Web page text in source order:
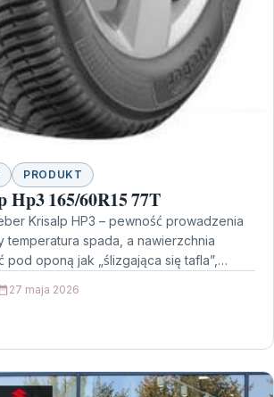
PRODUKT
165/60R15 77T
Krisalp HP3 – pewność prowadzenia
temperatura spada, a nawierzchnia
pod oponą jak „ślizgająca się tafla”,…
27 maja 2026